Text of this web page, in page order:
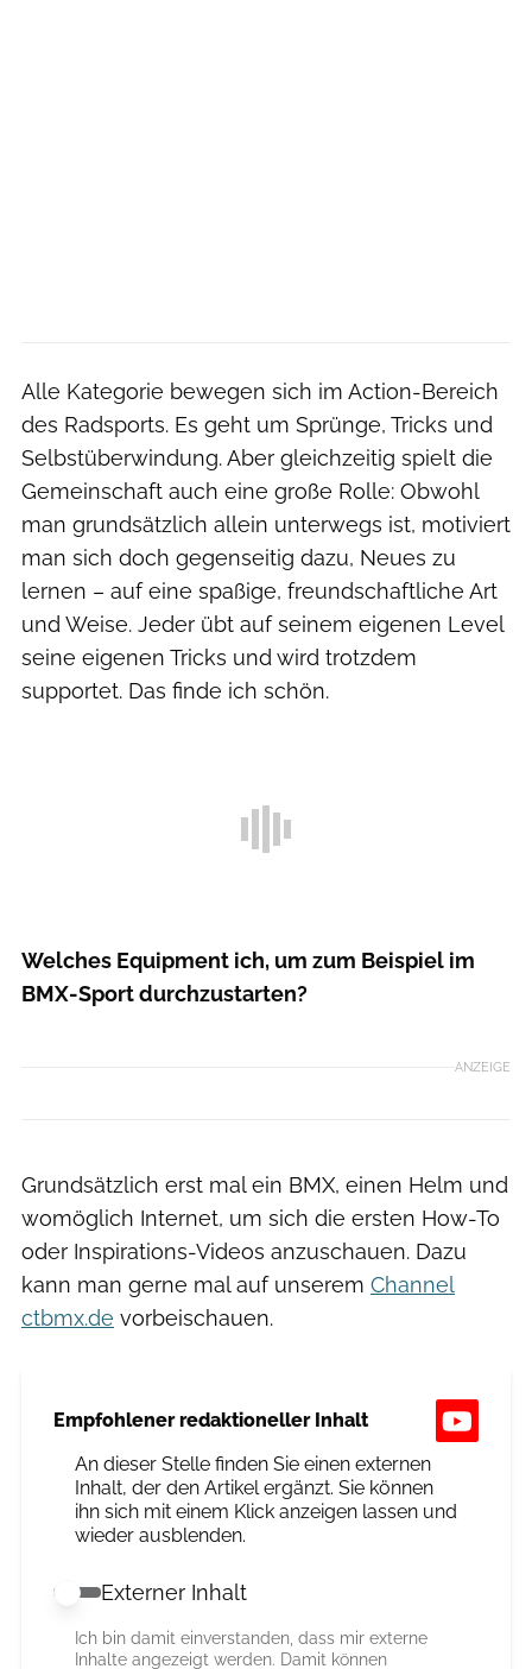
Alle Kategorie bewegen sich im Action-Bereich
des Radsports. Es geht um Sprünge, Tricks und
Selbstüberwindung. Aber gleichzeitig spielt die
Gemeinschaft auch eine große Rolle: Obwohl
man grundsätzlich allein unterwegs ist, motiviert
man sich doch gegenseitig dazu, Neues zu
lernen – auf eine spaßige, freundschaftliche Art
und Weise. Jeder übt auf seinem eigenen Level
seine eigenen Tricks und wird trotzdem
supportet. Das finde ich schön.
Welches Equipment ich, um zum Beispiel im
BMX-Sport durchzustarten?
ANZEIGE
Grundsätzlich erst mal ein BMX, einen Helm und
womöglich Internet, um sich die ersten How-To
oder Inspirations-Videos anzuschauen. Dazu
kann man gerne mal auf unserem Channel
ctbmx.de vorbeischauen.
Empfohlener redaktioneller Inhalt
An dieser Stelle finden Sie einen externen
Inhalt, der den Artikel ergänzt. Sie können
ihn sich mit einem Klick anzeigen lassen und
wieder ausblenden.
Externer Inhalt erlauben
Externer Inhalt
Ich bin damit einverstanden, dass mir externe
Inhalte angezeigt werden. Damit können